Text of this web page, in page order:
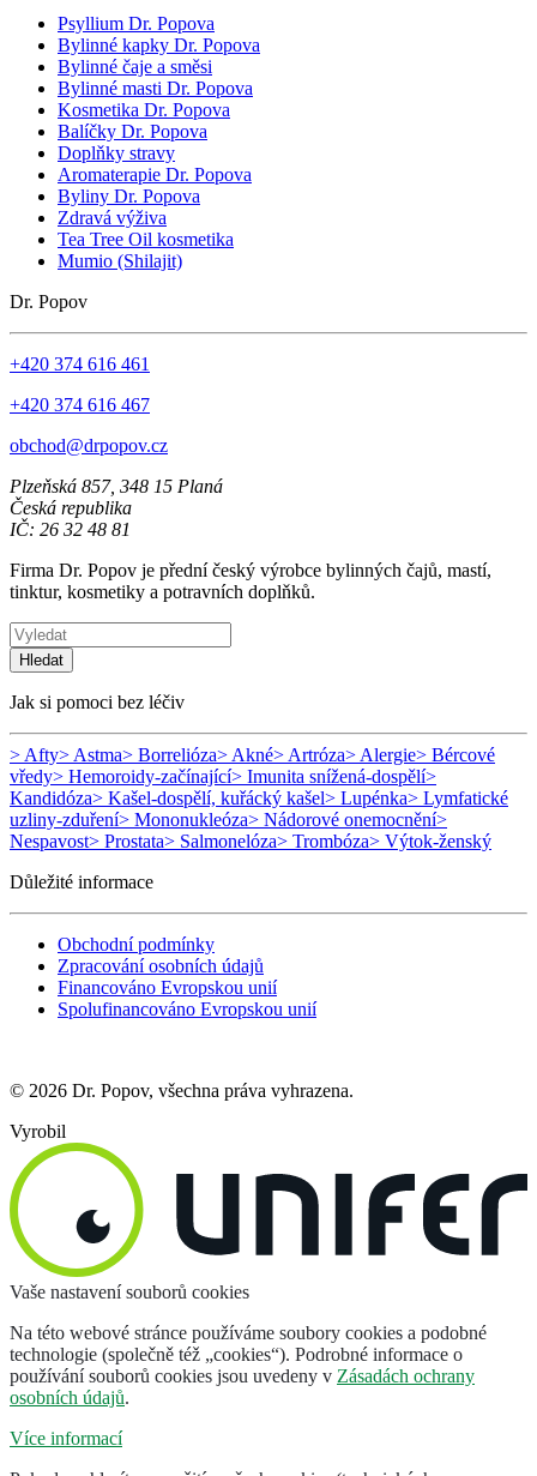
Psyllium Dr. Popova
Bylinné kapky Dr. Popova
Bylinné čaje a směsi
Bylinné masti Dr. Popova
Kosmetika Dr. Popova
Balíčky Dr. Popova
Doplňky stravy
Aromaterapie Dr. Popova
Byliny Dr. Popova
Zdravá výživa
Tea Tree Oil kosmetika
Mumio (Shilajit)
Dr. Popov
+420 374 616 461
+420 374 616 467
obchod@drpopov.cz
Plzeňská 857, 348 15 Planá
Česká republika
IČ: 26 32 48 81
Firma Dr. Popov je přední český výrobce bylinných čajů, mastí,
tinktur, kosmetiky a potravních doplňků.
Hledat
Jak si pomoci bez léčiv
> Afty> Astma> Borrelióza> Akné> Artróza> Alergie> Bércové
vředy> Hemoroidy-začínající> Imunita snížená-dospělí>
Kandidóza> Kašel-dospělí, kuřácký kašel> Lupénka> Lymfatické
uzliny-zduření> Mononukleóza> Nádorové onemocnění>
Nespavost> Prostata> Salmonelóza> Trombóza> Výtok-ženský
Důležité informace
Obchodní podmínky
Zpracování osobních údajů
Financováno Evropskou unií
Spolufinancováno Evropskou unií
© 2026 Dr. Popov, všechna práva vyhrazena.
Vyrobil
Vaše nastavení souborů cookies
Na této webové stránce používáme soubory cookies a podobné
technologie (společně též „cookies“). Podrobné informace o
používání souborů cookies jsou uvedeny v Zásadách ochrany
osobních údajů.
Více informací